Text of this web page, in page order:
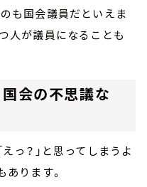
も国会議員だといえま
人が議員になることも
会の不思議な
っ？」と思ってしまうよ
あります。